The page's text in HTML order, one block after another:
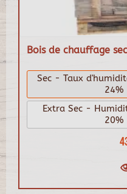
Bois de chauffage
Sec - Taux
24%
Extra Sec -
20%